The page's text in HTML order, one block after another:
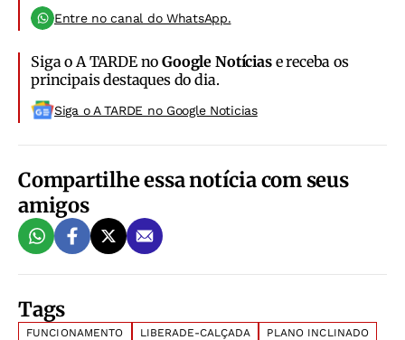
Entre no canal do WhatsApp.
Siga o A TARDE noGoogle Notíciase receba os
principais destaques do dia.
Siga o A TARDE no Google Noticias
Compartilhe essa notícia com seus
amigos
Tags
FUNCIONAMENTO LIBERADE-CALÇADA
PLANO INCLINADO